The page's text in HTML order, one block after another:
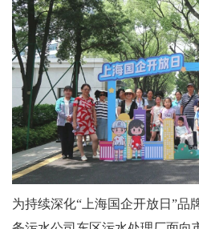
为持续深化“上海国企开放日”品